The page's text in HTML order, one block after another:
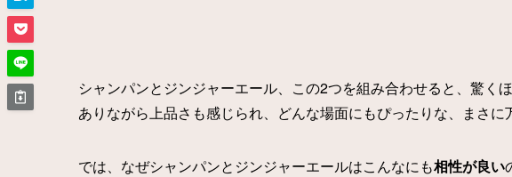
シャンパンとジンジャーエール、この2つを組み合わせると、驚く
ありながら上品さも感じられ、どんな場面にもぴったりな、まさに
では、なぜシャンパンとジンジャーエールはこんなにも相性が良い